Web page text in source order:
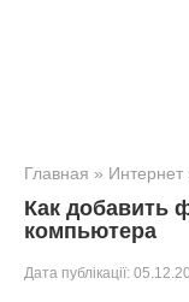
Главная » Интернет
Как добавить
компьютера
Дата публікації: